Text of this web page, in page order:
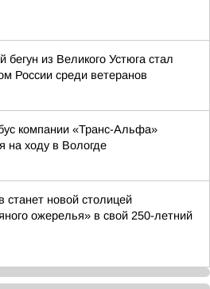
бегун из Великого Устюга стал
России среди ветеранов
компании «Транс-Альфа»
на ходу в Вологде
станет новой столицей
ожерелья» в свой 250-летний